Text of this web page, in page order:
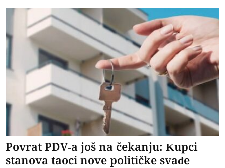
Povrat PDV-a još na čekanju: Kupci
stanova taoci nove političke svađe